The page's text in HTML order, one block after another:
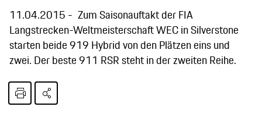
11.04.2015
Zum Saisonauftakt der FIA
Langstrecken-Weltmeisterschaft WEC in Silverstone
starten beide 919 Hybrid von den Plätzen eins und
zwei. Der beste 911 RSR steht in der zweiten Reihe.